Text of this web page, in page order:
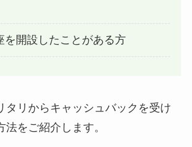
を開設したことがある方
タリからキャッシュバックを受け
をご紹介します。